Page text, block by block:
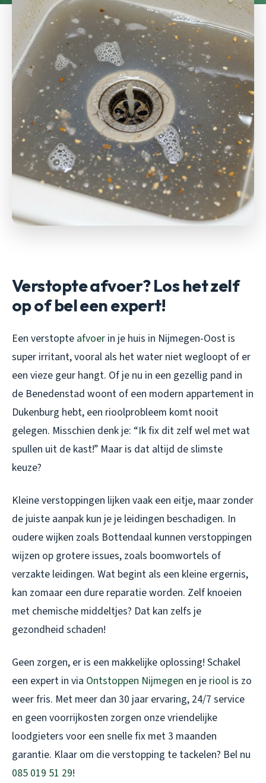
Verstopte afvoer? Los het zelf
op of bel een expert!
Een verstopte afvoer in je huis in Nijmegen-Oost is
super irritant, vooral als het water niet wegloopt of er
een vieze geur hangt. Of je nu in een gezellig pand in
de Benedenstad woont of een modern appartement in
Dukenburg hebt, een rioolprobleem komt nooit
gelegen. Misschien denk je: “Ik fix dit zelf wel met wat
spullen uit de kast!” Maar is dat altijd de slimste
keuze?
Kleine verstoppingen lijken vaak een eitje, maar zonder
de juiste aanpak kun je je leidingen beschadigen. In
oudere wijken zoals Bottendaal kunnen verstoppingen
wijzen op grotere issues, zoals boomwortels of
verzakte leidingen. Wat begint als een kleine ergernis,
kan zomaar een dure reparatie worden. Zelf knoeien
met chemische middeltjes? Dat kan zelfs je
gezondheid schaden!
Geen zorgen, er is een makkelijke oplossing! Schakel
een expert in via Ontstoppen Nijmegen en je riool is zo
weer fris. Met meer dan 30 jaar ervaring, 24/7 service
en geen voorrijkosten zorgen onze vriendelijke
loodgieters voor een snelle fix met 3 maanden
garantie. Klaar om die verstopping te tackelen? Bel nu
085 019 51 29!